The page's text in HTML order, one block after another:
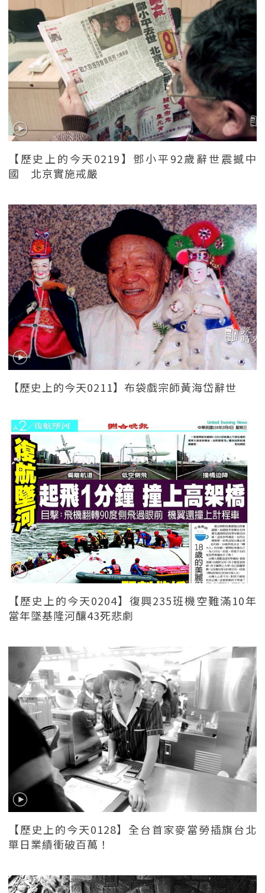
【歷史上的今天0219】鄧小平92歲辭世震撼中
國 北京實施戒嚴
【歷史上的今天0211】布袋戲宗師黃海岱辭世
【歷史上的今天0204】復興235班機空難滿10年
當年墜基隆河釀43死悲劇
【歷史上的今天0128】全台首家麥當勞插旗台北
單日業績衝破百萬！